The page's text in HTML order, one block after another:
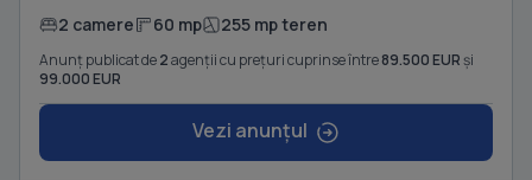
2 camere 60 mp 255 mp teren
Anunț publicat de2agenții cu prețuri cuprinse între89.500 EURși
99.000 EUR
Vezi anunțul